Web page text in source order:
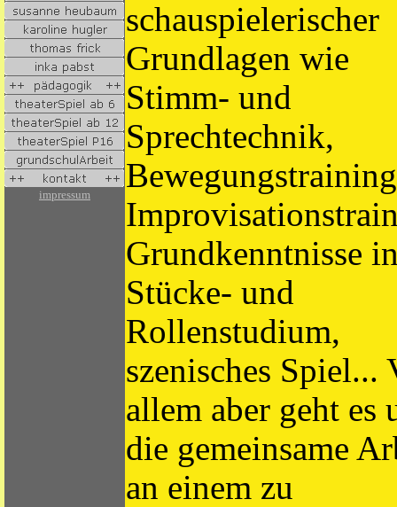
impressum
schauspielerischer
Grundlagen wie
Stimm- und
Sprechtechnik,
Grundkenntnisse
Stücke- und
Rollenstudium,
szenisches Spiel...
allem aber geht es
die gemeinsame
an einem zu